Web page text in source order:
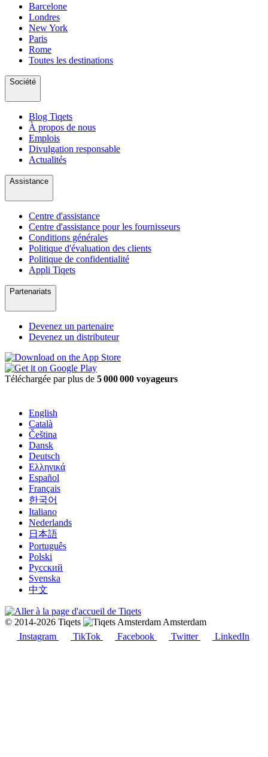
Barcelone
Londres
New York
Paris
Rome
Toutes les destinations
Société
Blog Tiqets
À propos de nous
Emplois
Divulgation responsable
Actualités
Assistance
Centre d'assistance
Centre d'assistance pour les fournisseurs
Conditions générales
Politique d'évaluation des clients
Politique de confidentialité
Appli Tiqets
Partenariats
Devenez un partenaire
Devenez un distributeur
Téléchargée par plus de 5 000 000 voyageurs
English
Català
Čeština
Dansk
Deutsch
Ελληνικά
Español
Français
한국어
Italiano
Nederlands
日本語
Português
Polski
Русский
Svenska
中文
© 2014-2026 Tiqets
Amsterdam
Instagram
TikTok Facebook Twitter LinkedIn